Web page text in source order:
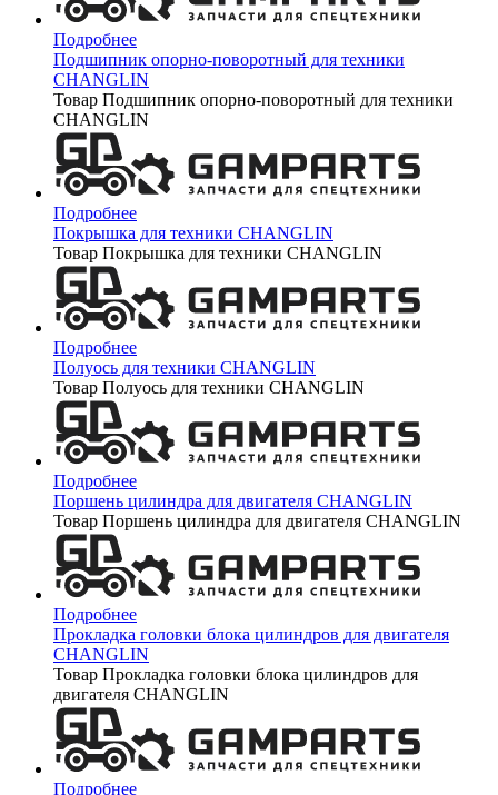
Подробнее
Подшипник опорно-поворотный для техники
CHANGLIN
Товар Подшипник опорно-поворотный для техники
CHANGLIN
Подробнее
Покрышка для техники CHANGLIN
Товар Покрышка для техники CHANGLIN
Подробнее
Полуось для техники CHANGLIN
Товар Полуось для техники CHANGLIN
Подробнее
Поршень цилиндра для двигателя CHANGLIN
Товар Поршень цилиндра для двигателя CHANGLIN
Подробнее
Прокладка головки блока цилиндров для двигателя
CHANGLIN
Товар Прокладка головки блока цилиндров для
двигателя CHANGLIN
Подробнее